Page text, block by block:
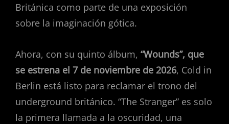
Británica como parte de una exposición
sobre la imaginación gótica.
Ahora, con su quinto álbum, “Wounds”, que
se estrena el 7 de noviembre de 2026, Cold in
Berlin está listo para reclamar el trono del
underground británico. “The Stranger” es solo
la primera llamada a la oscuridad, una